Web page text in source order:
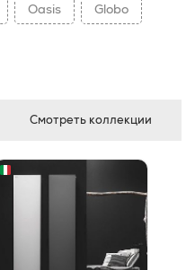
Oasis Globo
Смотреть коллекции